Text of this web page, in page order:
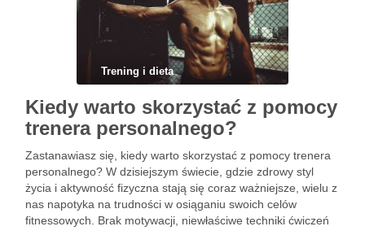
Trening i dieta
Kiedy warto skorzystać z pomocy
trenera personalnego?
Zastanawiasz się, kiedy warto skorzystać z pomocy trenera
personalnego? W dzisiejszym świecie, gdzie zdrowy styl
życia i aktywność fizyczna stają się coraz ważniejsze, wielu z
nas napotyka na trudności w osiąganiu swoich celów
fitnessowych. Brak motywacji, niewłaściwe techniki ćwiczeń